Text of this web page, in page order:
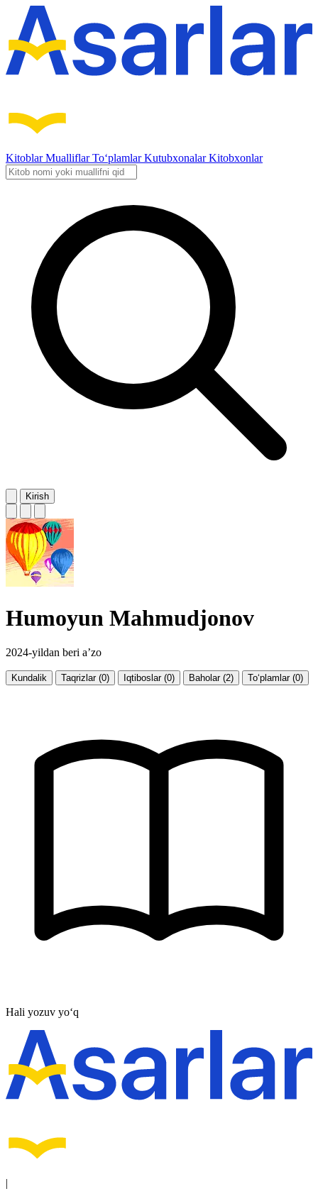
KitoblarMualliflarTo‘plamlarKutubxonalarKitobxonlar
Kirish
Humoyun Mahmudjonov
2024-yildan beri a’zo
Kundalik Taqrizlar (0) Iqtiboslar (0) Baholar (2) To‘plamlar (0)
Hali yozuv yo‘q
|